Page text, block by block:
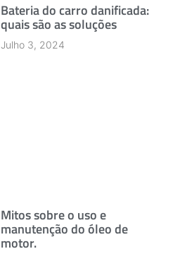
Bateria do carro danificada:
quais são as soluções
Julho 3, 2024
Mitos sobre o uso e
manutenção do óleo de
motor.